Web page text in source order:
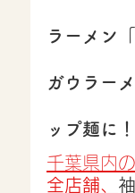
ラーメン
ガウラー
ップ麺に！
千葉県内の
全店舗、